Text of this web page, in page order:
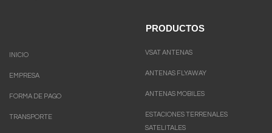
INICIO
EMPRESA
FORMA DE PAGO
TRANSPORTE
PRODUCTOS
VSAT ANTENAS
ANTENAS FLYAWAY
ANTENAS MOBILES
ESTACIONES TERRENALES
SATELITALES